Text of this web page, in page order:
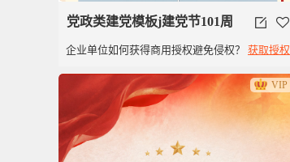
党政类建党模板j建党节101周
企业单位如何获得商用授权避免侵权？ 获取授权
VIP